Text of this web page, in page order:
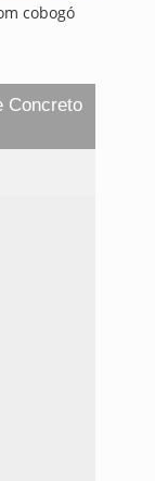
cobogó
Concreto